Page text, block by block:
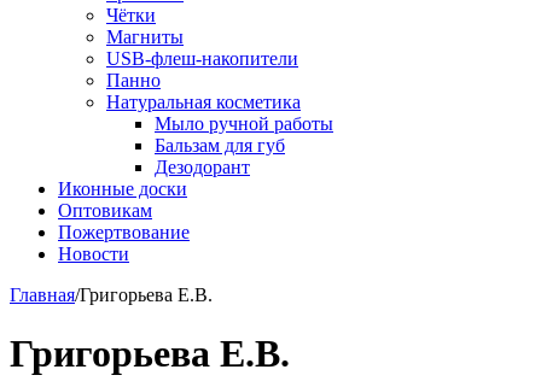
Чётки
Магниты
USB-флеш-накопители
Панно
Натуральная косметика
Мыло ручной работы
Бальзам для губ
Дезодорант
Иконные доски
Оптовикам
Пожертвование
Новости
Главная/Григорьева Е.В.
Григорьева Е.В.